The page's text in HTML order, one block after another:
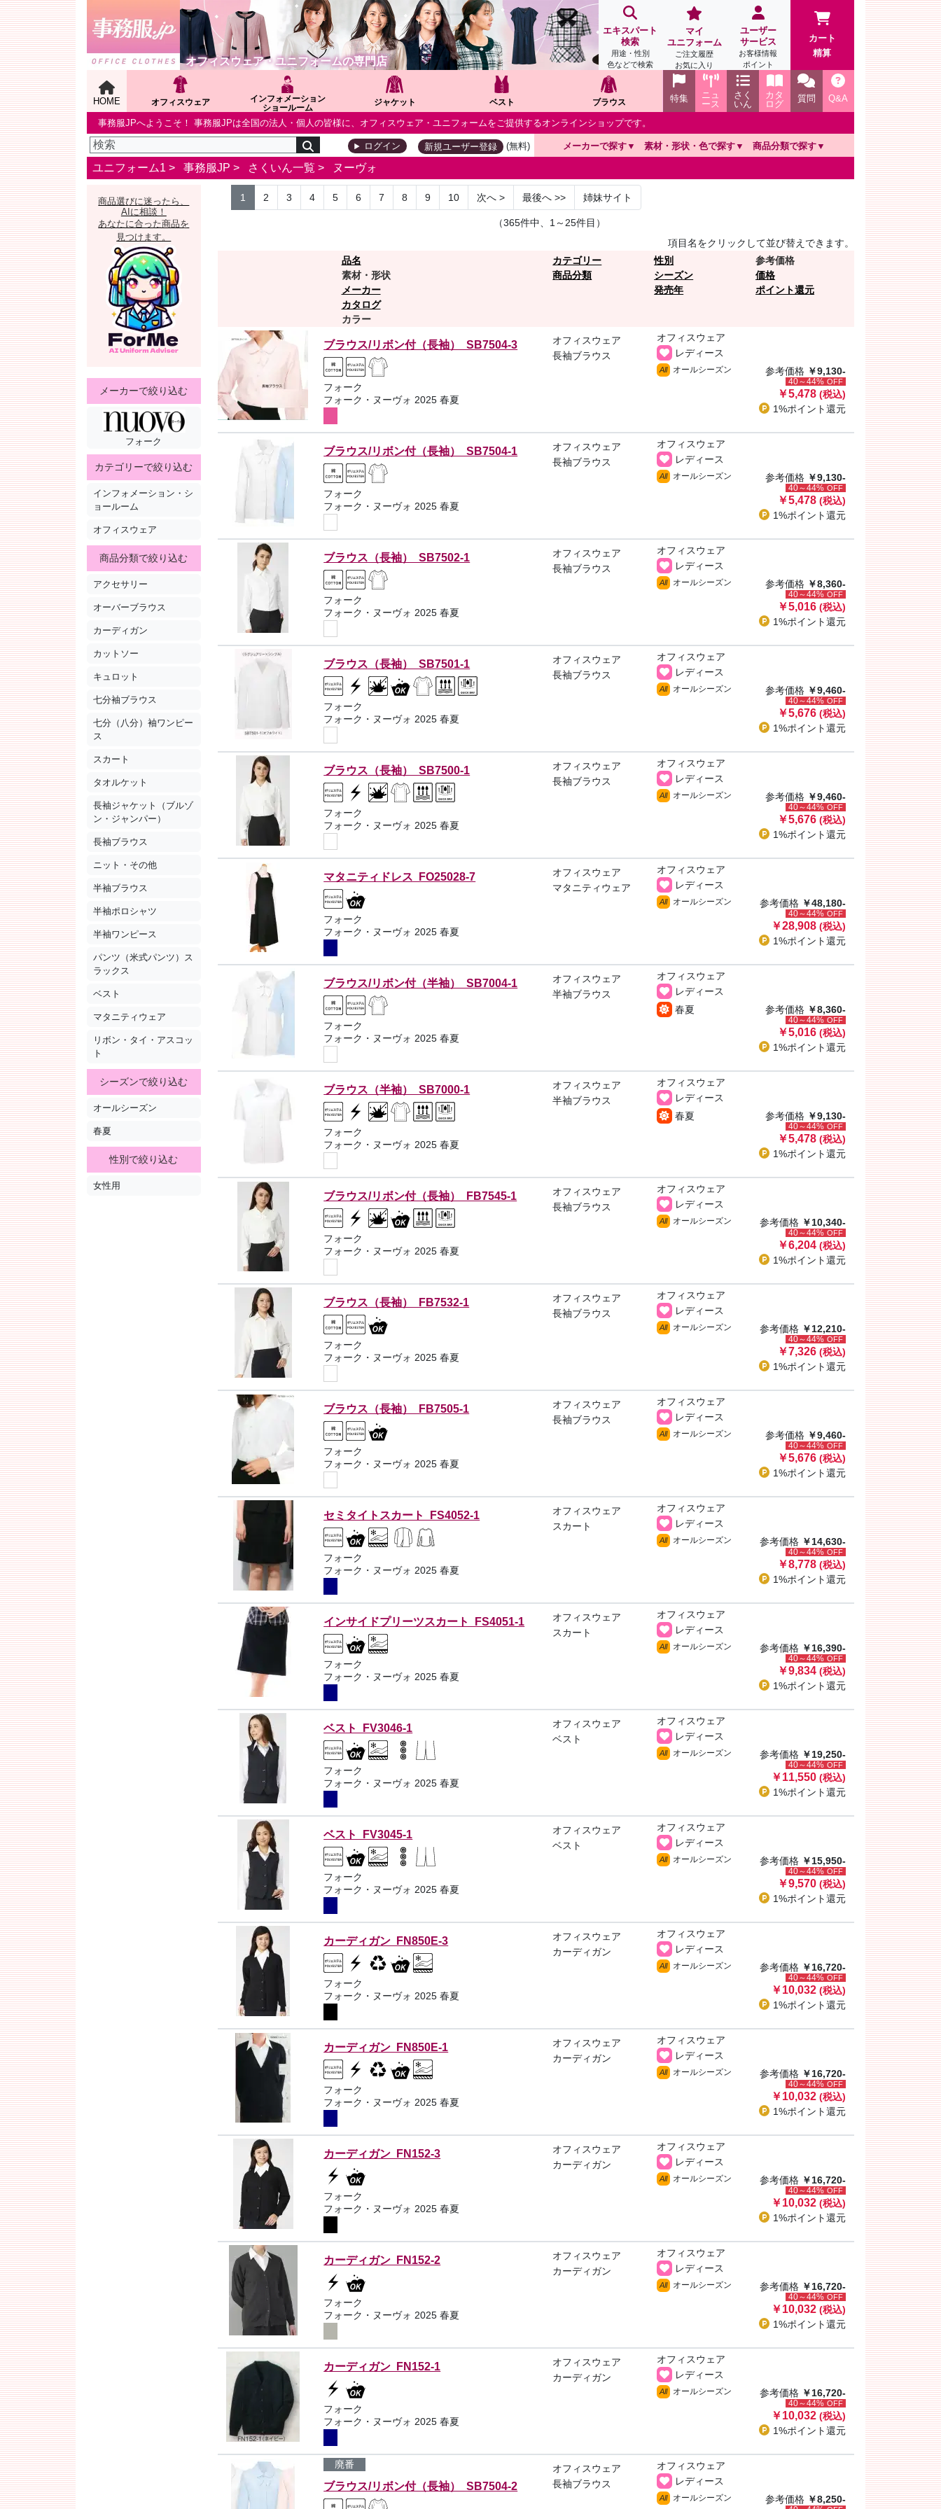
オフィスウェア・ユニフォームの専門店
エキスパート
検索
用途・性別
色などで検索
マイ
ユニフォーム
ご注文履歴
お気に入り
ユーザー
サービス
お客様情報
ポイント
カート
精算
HOME オフィスウェア
インフォメーション
ショールーム
ジャケット ベスト ブラウス Q&A
質問
カタ
ログ
さく
いん
ニュ
ース
特集
事務服JPへようこそ！ 事務服JPは全国の法人・個人の皆様に、オフィスウェア・ユニフォームをご提供するオンラインショップです。
ログイン 新規ユーザー登録 (無料) メーカーで探す 素材・形状・色で探す 商品分類で探す
ユニフォーム1 > 事務服JP > さくいん一覧 > ヌーヴォ
商品選びに迷ったら、
AIに相談！
あなたに合った商品を
見つけます。
メーカーで絞り込む
フォーク
カテゴリーで絞り込む
インフォメーション・シ
ョールーム
オフィスウェア
商品分類で絞り込む
アクセサリー
オーバーブラウス
カーディガン
カットソー
キュロット
七分袖ブラウス
七分（八分）袖ワンピー
ス
スカート
タオルケット
長袖ジャケット（ブルゾ
ン・ジャンパー）
長袖ブラウス
ニット・その他
半袖ブラウス
半袖ポロシャツ
半袖ワンピース
パンツ（米式パンツ）ス
ラックス
ベスト
マタニティウェア
リボン・タイ・アスコッ
ト
シーズンで絞り込む
オールシーズン
春夏
性別で絞り込む
女性用
1 2 3 4 5 6 7 8 9 10 次へ> 最後へ>> 姉妹サイト
（365件中、1～25件目）
項目名をクリックして並び替えできます。
品名
素材・形状
メーカー
カタログ
カラー
カテゴリー
商品分類
性別
シーズン
発売年
参考価格
価格
ポイント還元
ブラウス/リボン付（長袖） SB7504-3
フォーク
フォーク・ヌーヴォ 2025 春夏
オフィスウェア
長袖ブラウス
オフィスウェア
レディース
All オールシーズン 参考価格 ￥9,130-
40～44% OFF
￥5,478 (税込)
1%ポイント還元
ブラウス/リボン付（長袖） SB7504-1
フォーク
フォーク・ヌーヴォ 2025 春夏
オフィスウェア
長袖ブラウス
オフィスウェア
レディース
All オールシーズン 参考価格 ￥9,130-
40～44% OFF
￥5,478 (税込)
1%ポイント還元
ブラウス（長袖） SB7502-1
フォーク
フォーク・ヌーヴォ 2025 春夏
オフィスウェア
長袖ブラウス
オフィスウェア
レディース
All オールシーズン 参考価格 ￥8,360-
40～44% OFF
￥5,016 (税込)
1%ポイント還元
ブラウス（長袖） SB7501-1
フォーク
フォーク・ヌーヴォ 2025 春夏
オフィスウェア
長袖ブラウス
オフィスウェア
レディース
All オールシーズン 参考価格 ￥9,460-
40～44% OFF
￥5,676 (税込)
1%ポイント還元
ブラウス（長袖） SB7500-1
フォーク
フォーク・ヌーヴォ 2025 春夏
オフィスウェア
長袖ブラウス
オフィスウェア
レディース
All オールシーズン 参考価格 ￥9,460-
40～44% OFF
￥5,676 (税込)
1%ポイント還元
マタニティドレス FO25028-7
フォーク
フォーク・ヌーヴォ 2025 春夏
オフィスウェア
マタニティウェア
オフィスウェア
レディース
All オールシーズン 参考価格 ￥48,180-
40～44% OFF
￥28,908 (税込)
1%ポイント還元
ブラウス/リボン付（半袖） SB7004-1
フォーク
フォーク・ヌーヴォ 2025 春夏
オフィスウェア
半袖ブラウス
オフィスウェア
レディース
春夏
参考価格 ￥8,360-
40～44% OFF
￥5,016 (税込)
1%ポイント還元
ブラウス（半袖） SB7000-1
フォーク
フォーク・ヌーヴォ 2025 春夏
オフィスウェア
半袖ブラウス
オフィスウェア
レディース
春夏
参考価格 ￥9,130-
40～44% OFF
￥5,478 (税込)
1%ポイント還元
ブラウス/リボン付（長袖） FB7545-1
フォーク
フォーク・ヌーヴォ 2025 春夏
オフィスウェア
長袖ブラウス
オフィスウェア
レディース
All オールシーズン 参考価格 ￥10,340-
40～44% OFF
￥6,204 (税込)
1%ポイント還元
ブラウス（長袖） FB7532-1
フォーク
フォーク・ヌーヴォ 2025 春夏
オフィスウェア
長袖ブラウス
オフィスウェア
レディース
All オールシーズン 参考価格 ￥12,210-
40～44% OFF
￥7,326 (税込)
1%ポイント還元
ブラウス（長袖） FB7505-1
フォーク
フォーク・ヌーヴォ 2025 春夏
オフィスウェア
長袖ブラウス
オフィスウェア
レディース
All オールシーズン 参考価格 ￥9,460-
40～44% OFF
￥5,676 (税込)
1%ポイント還元
セミタイトスカート FS4052-1
フォーク
フォーク・ヌーヴォ 2025 春夏
オフィスウェア
スカート
オフィスウェア
レディース
All オールシーズン 参考価格 ￥14,630-
40～44% OFF
￥8,778 (税込)
1%ポイント還元
インサイドプリーツスカート FS4051-1
フォーク
フォーク・ヌーヴォ 2025 春夏
オフィスウェア
スカート
オフィスウェア
レディース
All オールシーズン 参考価格 ￥16,390-
40～44% OFF
￥9,834 (税込)
1%ポイント還元
ベスト FV3046-1
フォーク
フォーク・ヌーヴォ 2025 春夏
オフィスウェア
ベスト
オフィスウェア
レディース
All オールシーズン 参考価格 ￥19,250-
40～44% OFF
￥11,550 (税込)
1%ポイント還元
ベスト FV3045-1
フォーク
フォーク・ヌーヴォ 2025 春夏
オフィスウェア
ベスト
オフィスウェア
レディース
All オールシーズン 参考価格 ￥15,950-
40～44% OFF
￥9,570 (税込)
1%ポイント還元
カーディガン FN850E-3
フォーク
フォーク・ヌーヴォ 2025 春夏
オフィスウェア
カーディガン
オフィスウェア
レディース
All オールシーズン 参考価格 ￥16,720-
40～44% OFF
￥10,032 (税込)
1%ポイント還元
カーディガン FN850E-1
フォーク
フォーク・ヌーヴォ 2025 春夏
オフィスウェア
カーディガン
オフィスウェア
レディース
All オールシーズン 参考価格 ￥16,720-
40～44% OFF
￥10,032 (税込)
1%ポイント還元
カーディガン FN152-3
フォーク
フォーク・ヌーヴォ 2025 春夏
オフィスウェア
カーディガン
オフィスウェア
レディース
All オールシーズン 参考価格 ￥16,720-
40～44% OFF
￥10,032 (税込)
1%ポイント還元
カーディガン FN152-2
フォーク
フォーク・ヌーヴォ 2025 春夏
オフィスウェア
カーディガン
オフィスウェア
レディース
All オールシーズン 参考価格 ￥16,720-
40～44% OFF
￥10,032 (税込)
1%ポイント還元
カーディガン FN152-1
フォーク
フォーク・ヌーヴォ 2025 春夏
オフィスウェア
カーディガン
オフィスウェア
レディース
All オールシーズン 参考価格 ￥16,720-
40～44% OFF
￥10,032 (税込)
1%ポイント還元
廃番
ブラウス/リボン付（長袖） SB7504-2
オフィスウェア
長袖ブラウス
オフィスウェア
レディース
All オールシーズン 参考価格 ￥8,250-